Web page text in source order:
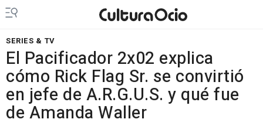
SERIES & TV
El Pacificador 2x02 explica
cómo Rick Flag Sr. se convirtió
en jefe de A.R.G.U.S. y qué fue
de Amanda Waller